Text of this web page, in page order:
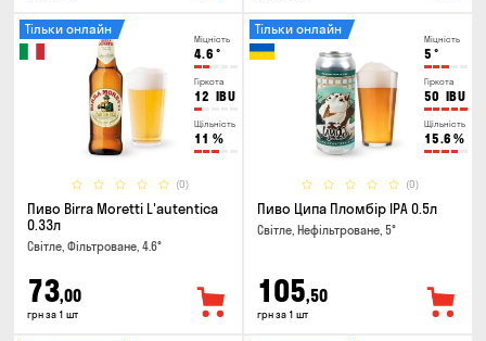
Міцність
4.6 °
Гіркота
12 IBU
Щільність
11 %
(0)
Тільки онлайн
Пиво Birra Moretti L'autentica
0.33л
Світле, Фільтроване, 4.6°
73,00
грн за 1 шт
Міцність
5 °
Гіркота
50 IBU
Щільність
15.6 %
(0)
Тільки онлайн
Пиво Ципа Пломбір IPA 0.5л
Світле, Нефільтроване, 5°
105,50
грн за 1 шт